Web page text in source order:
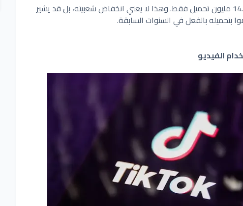
فقد حصل على 14.68 مليون تحميل فقط. وهذا لا يعني انخفاض شعبيته، بل قد يشير
بتحميله بالفعل في السنوات السابقة.
الفيديو